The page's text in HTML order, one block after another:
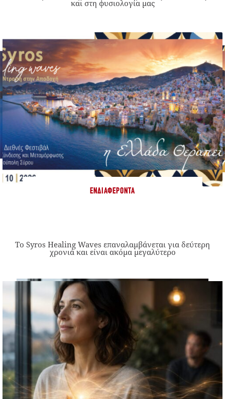
και στη φυσιολογία μας
ΕΝΔΙΑΦΈΡΟΝΤΑ
Το Syros Healing Waves επαναλαμβάνεται για δεύτερη
χρονιά και είναι ακόμα μεγαλύτερο